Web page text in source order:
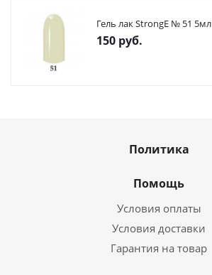
Гель лак StrongE № 51 5мл
150 руб.
Политика
Помощь
Условия оплаты
Условия доставки
Гарантия на товар